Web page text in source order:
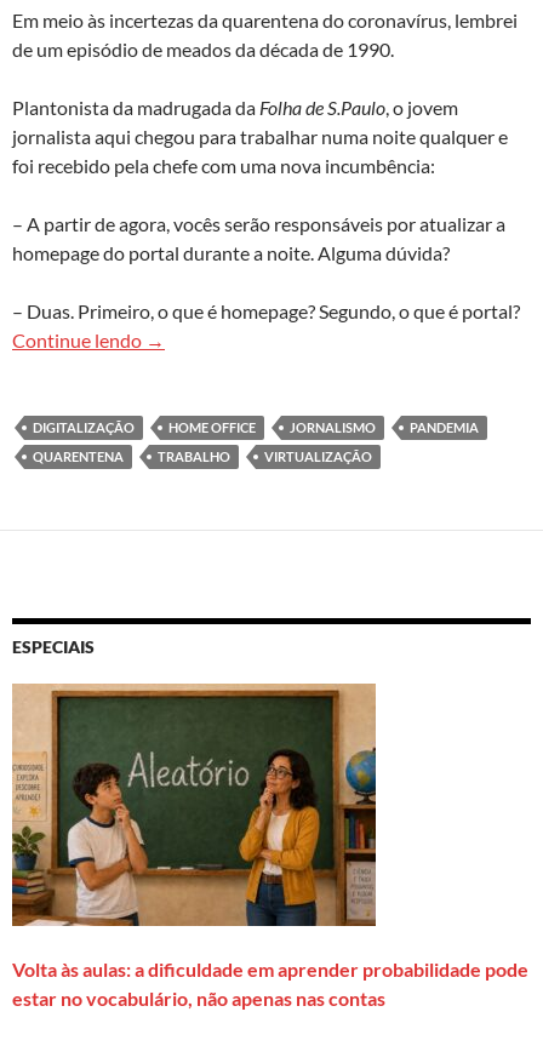
Em meio às incertezas da quarentena do coronavírus, lembrei
de um episódio de meados da década de 1990.
Plantonista da madrugada da Folha de S.Paulo, o jovem
jornalista aqui chegou para trabalhar numa noite qualquer e
foi recebido pela chefe com uma nova incumbência:
– A partir de agora, vocês serão responsáveis por atualizar a
homepage do portal durante a noite. Alguma dúvida?
– Duas. Primeiro, o que é homepage? Segundo, o que é portal?
Continue lendo De pandemia, quarentena, virtualização e home
→
DIGITALIZAÇÃO HOME OFFICE JORNALISMO
PANDEMIA
QUARENTENA
TRABALHO VIRTUALIZAÇÃO
ESPECIAIS
Volta às aulas: a dificuldade em aprender probabilidade pode
estar no vocabulário, não apenas nas contas